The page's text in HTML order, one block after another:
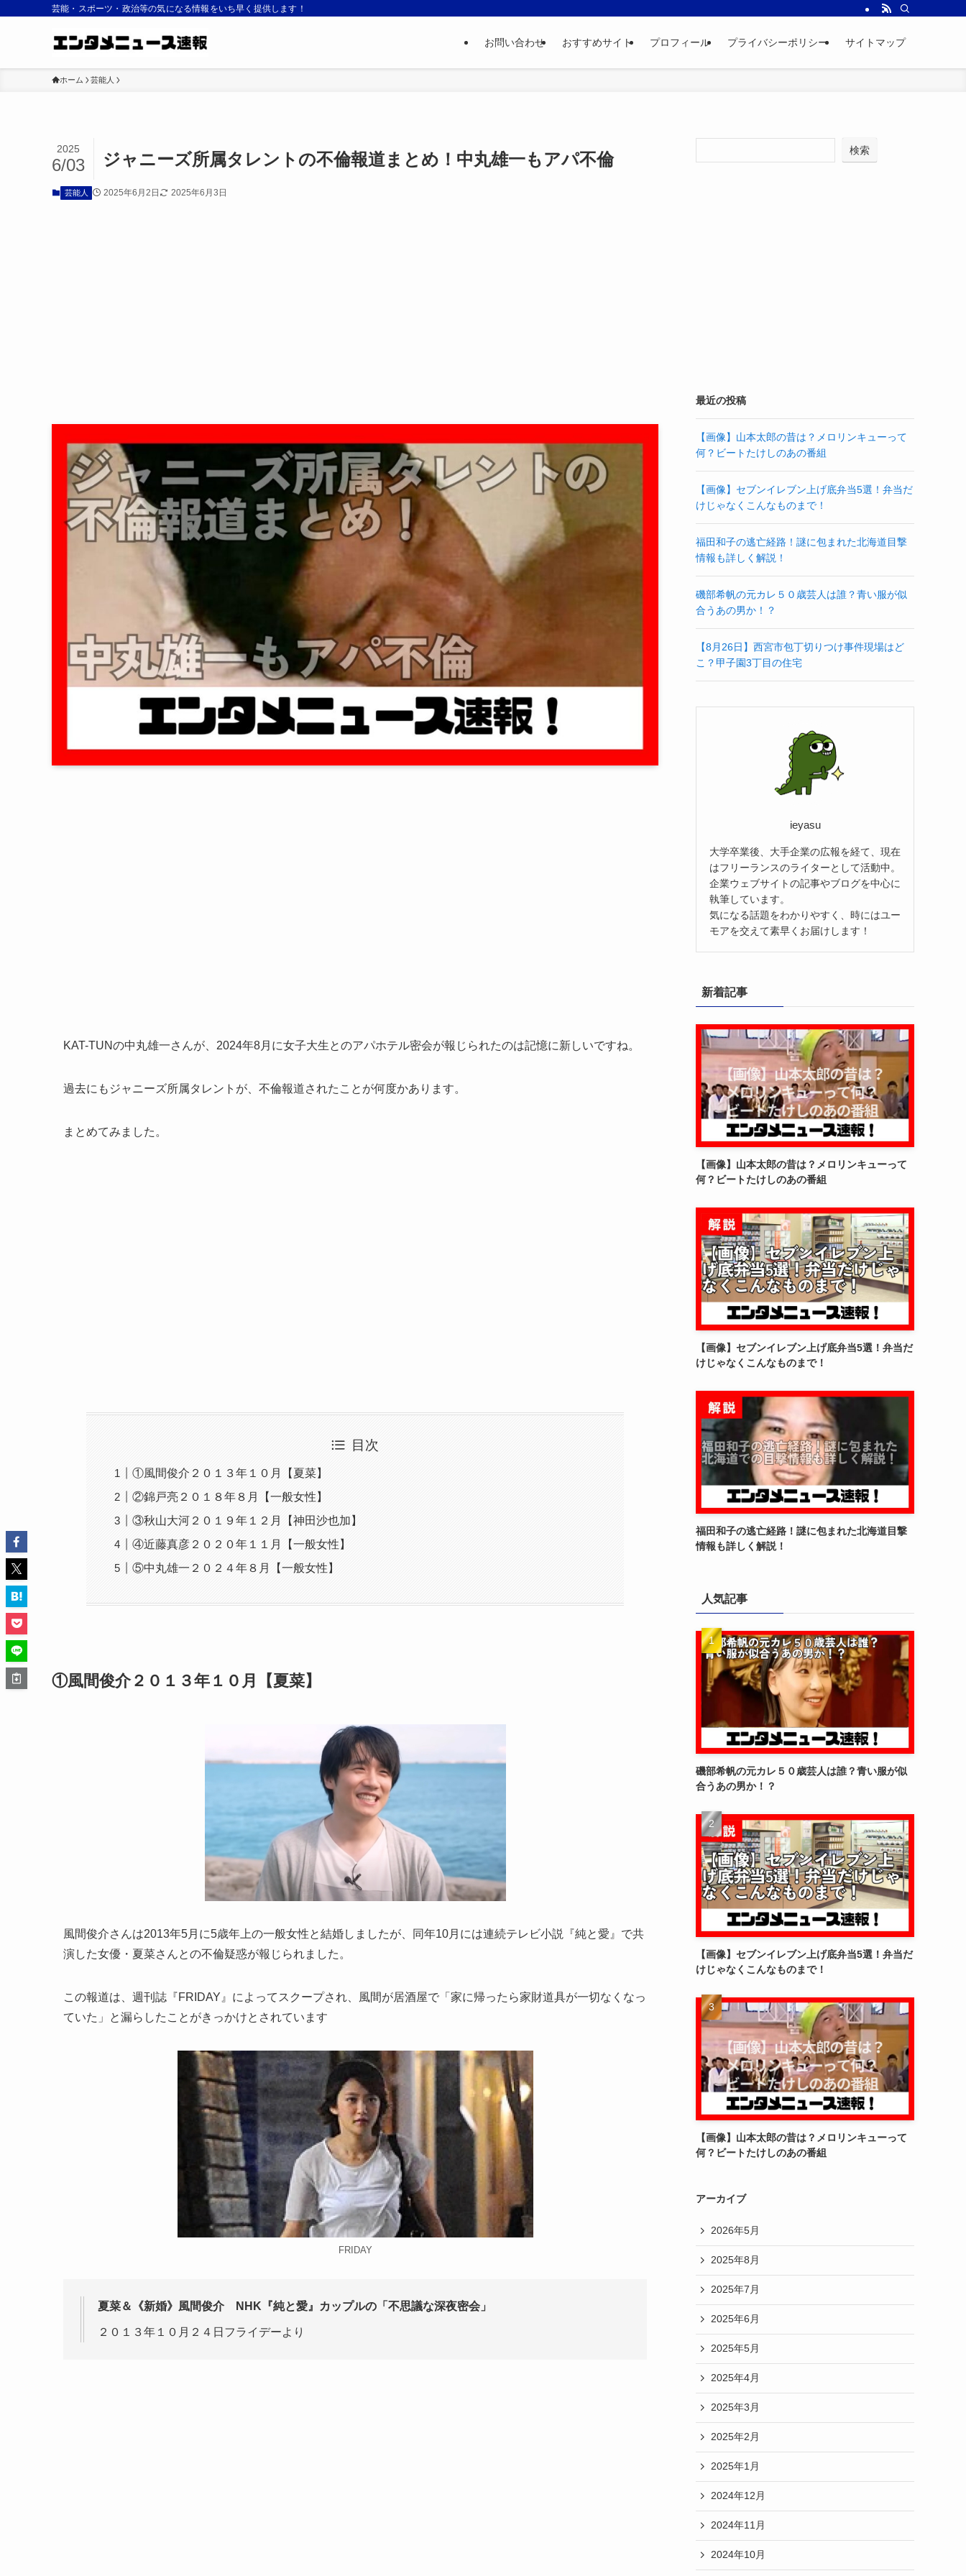
芸能・スポーツ・政治等の気になる情報をいち早く提供します！
お問い合わせ おすすめサイト プロフィール プライバシーポリシー サイトマップ
ホーム 芸能人
ジャニーズ所属タレントの不倫報道まとめ！中丸雄一もアパ不倫
2025
6/03
芸能人 2025年6月2日 2025年6月3日
KAT-TUNの中丸雄一さんが、2024年8月に女子大生とのアパホテル密会が報じられたのは記憶に新しいですね。
過去にもジャニーズ所属タレントが、不倫報道されたことが何度かあります。
まとめてみました。
目次
①風間俊介２０１３年１０月【夏菜】
②錦戸亮２０１８年８月【一般女性】
③秋山大河２０１９年１２月【神田沙也加】
④近藤真彦２０２０年１１月【一般女性】
⑤中丸雄一２０２４年８月【一般女性】
①風間俊介２０１３年１０月【夏菜】
風間俊介さんは2013年5月に5歳年上の一般女性と結婚しましたが、同年10月には連続テレビ小説『純と愛』で共
演した女優・夏菜さんとの不倫疑惑が報じられました。
この報道は、週刊誌『FRIDAY』によってスクープされ、風間が居酒屋で「家に帰ったら家財道具が一切なくなっ
ていた」と漏らしたことがきっかけとされています
FRIDAY
夏菜＆《新婚》風間俊介 NHK『純と愛』カップルの「不思議な深夜密会」
２０１３年１０月２４日フライデーより
検索
最近の投稿
【画像】山本太郎の昔は？メロリンキューって
何？ビートたけしのあの番組
【画像】セブンイレブン上げ底弁当5選！弁当だ
けじゃなくこんなものまで！
福田和子の逃亡経路！謎に包まれた北海道目撃
情報も詳しく解説！
磯部希帆の元カレ５０歳芸人は誰？青い服が似
合うあの男か！？
【8月26日】西宮市包丁切りつけ事件現場はど
こ？甲子園3丁目の住宅
ieyasu
大学卒業後、大手企業の広報を経て、現在
はフリーランスのライターとして活動中。
企業ウェブサイトの記事やブログを中心に
執筆しています。
気になる話題をわかりやすく、時にはユー
モアを交えて素早くお届けします！
新着記事
【画像】山本太郎の昔は？メロリンキューって
何？ビートたけしのあの番組
【画像】セブンイレブン上げ底弁当5選！弁当だ
けじゃなくこんなものまで！
福田和子の逃亡経路！謎に包まれた北海道目撃
情報も詳しく解説！
人気記事
磯部希帆の元カレ５０歳芸人は誰？青い服が似
合うあの男か！？
【画像】セブンイレブン上げ底弁当5選！弁当だ
けじゃなくこんなものまで！
【画像】山本太郎の昔は？メロリンキューって
何？ビートたけしのあの番組
アーカイブ
2026年5月
2025年8月
2025年7月
2025年6月
2025年5月
2025年4月
2025年3月
2025年2月
2025年1月
2024年12月
2024年11月
2024年10月